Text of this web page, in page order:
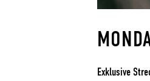
Exklusive